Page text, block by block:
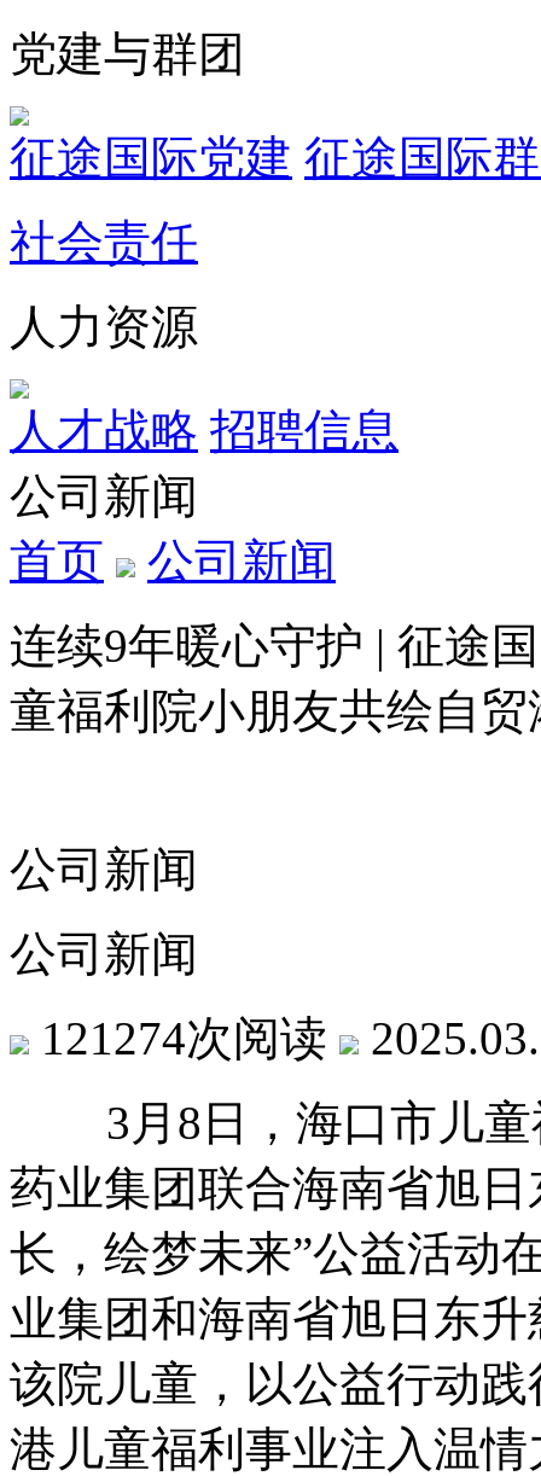
党建与群团
征途国际党建 征途国际
社会责任
人力资源
人才战略 招聘信息
公司新闻
首页
公司新闻
连续9年暖心守护 | 征途
童福利院小朋友共绘自贸
公司新闻
公司新闻
121274次阅读
3月8日，海口市儿童
药业集团联合海南省旭
长，绘梦未来”公益活动
业集团和海南省旭日东
该院儿童，以公益行动
港儿童福利事业注入温情